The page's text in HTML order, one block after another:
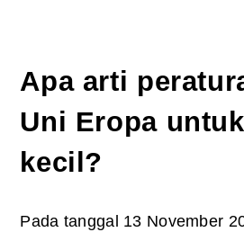
Apa arti
Uni Eropa
kecil?
Pada tanggal 13 November